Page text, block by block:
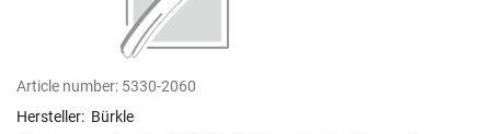
Article number: 5330-2060
Hersteller: Bürkle